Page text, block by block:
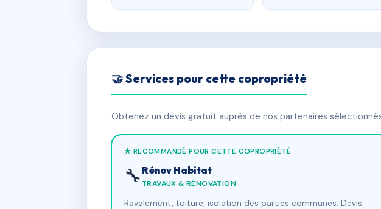
🤝 Services pour cette copropriété
Obtenez un devis gratuit auprès de nos partenaires
★ RECOMMANDÉ POUR CETTE COPROPRIÉTÉ
🔧 Rénov Habitat
TRAVAUX & RÉNOVATION
Ravalement, toiture, isolation des parties communes. Devis